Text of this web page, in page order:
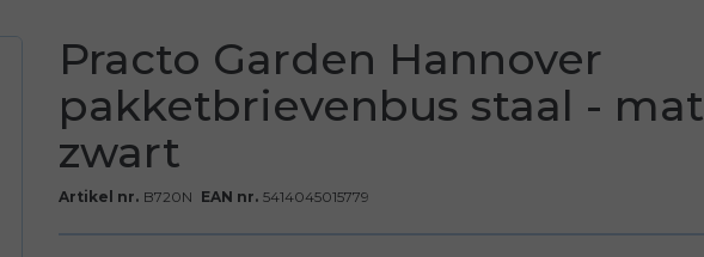
Practo Garden Hannover
pakketbrievenbus staal - mat
zwart
Artikel nr. B720N EAN nr. 5414045015779